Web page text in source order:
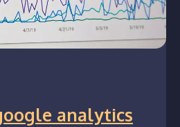
analytics